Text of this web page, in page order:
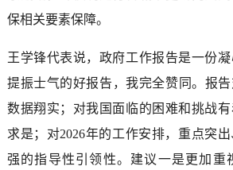
保相关要素保障。
王学锋代表说，政府工作报告是一份凝
提振士气的好报告，我完全赞同。报告
数据翔实；对我国面临的困难和挑战
求是；对2026年的工作安排，重点突
强的指导性引领性。建议一是更加重